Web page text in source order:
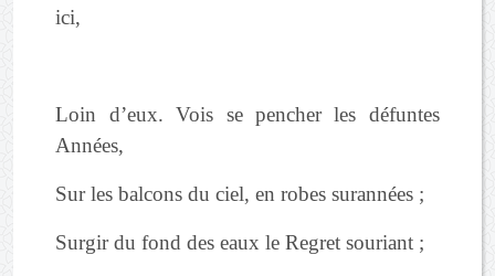
ici,
Loin d’eux. Vois se pencher les défuntes
Années,
Sur les balcons du ciel, en robes surannées ;
Surgir du fond des eaux le Regret souriant ;